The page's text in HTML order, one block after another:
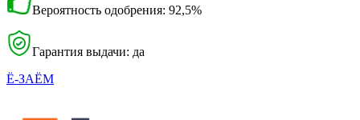
Вероятность одобрения: 92,5%
Гарантия выдачи: да
Ё-ЗАЁМ